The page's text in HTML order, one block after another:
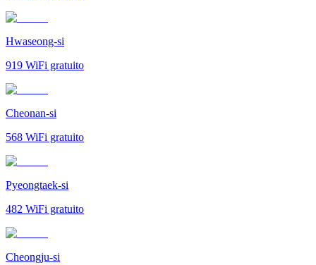
Hwaseong-si
919 WiFi gratuito
Cheonan-si
568 WiFi gratuito
Pyeongtaek-si
482 WiFi gratuito
Cheongju-si